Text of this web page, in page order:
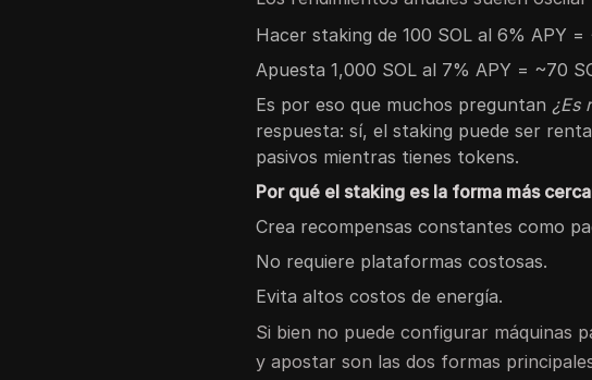
Hacer staking de 100 SOL al 6% APY =
Apuesta 1,000 SOL al 7% APY = ~70
Es por eso que muchos preguntan ¿Es
respuesta: sí, el staking puede ser
pasivos mientras tienes tokens.
Por qué el staking es la forma más
Crea recompensas constantes como
No requiere plataformas costosas.
Evita altos costos de energía.
Si bien no puede configurar máquinas
y apostar son las dos formas